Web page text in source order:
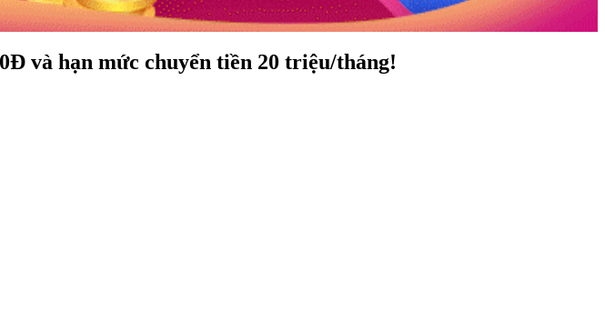
và hạn mức chuyển tiền 20 triệu/tháng!